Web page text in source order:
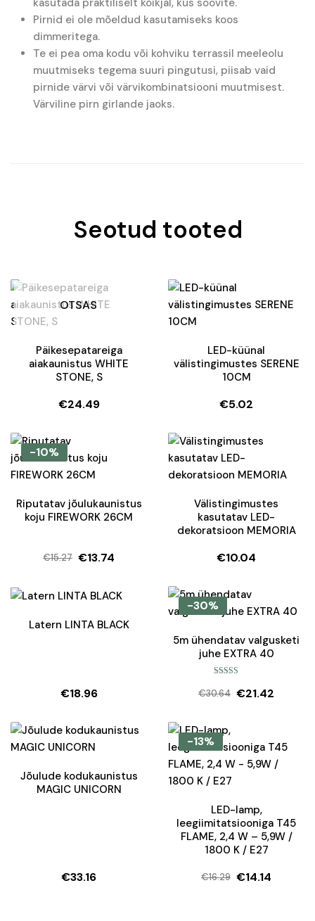
kasutada praktiliselt kõikjal, kus soovite.
Pirnid ei ole mõeldud kasutamiseks koos
dimmeritega.
Te ei pea oma kodu või kohviku terrassil meeleolu
muutmiseks tegema suuri pingutusi, piisab vaid
pirnide värvi või värvikombinatsiooni muutmisest.
Värviline pirn girlande jaoks.
Seotud tooted
OTSAS
Päikesepatareiga
aiakaunistus WHITE
STONE, S
€24.49
LED-küünal
välistingimustes SERENE
10CM
€5.02
-10%
Riputatav jõulukaunistus
koju FIREWORK 26CM
€15.27
Algne
oli:
€15.27.
€13.74
Current
is:
€13.74.
Välistingimustes
kasutatav LED-
dekoratsioon MEMORIA
€10.04
Latern LINTA BLACK
€18.96
-30%
5m ühendatav valgusketi
juhe EXTRA 40
5.00/ 5
€30.64
Algne
€30.64.
€21.42
Current
€21.42.
Jõulude kodukaunistus
MAGIC UNICORN
€33.16
-13%
LED-lamp,
leegiimitatsiooniga T45
FLAME, 2,4 W – 5,9W /
1800 K / E27
€16.29
Algne
€14.14
Current